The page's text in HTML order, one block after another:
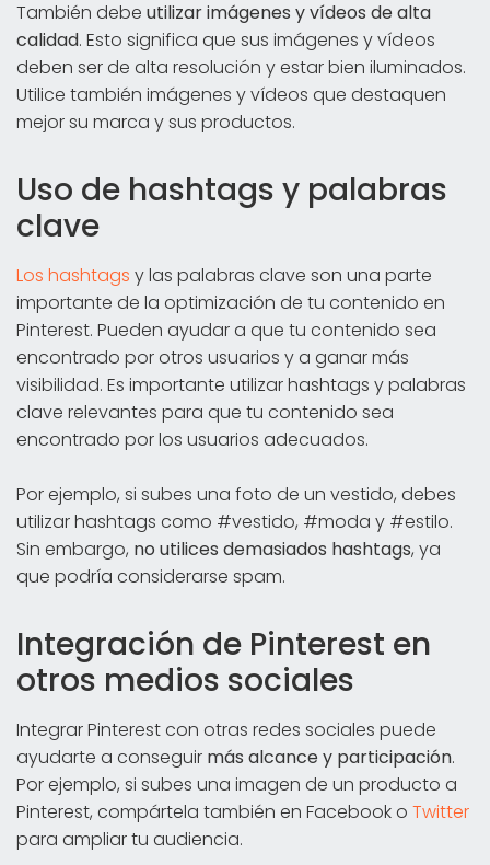
También debe utilizar imágenes y vídeos de alta
calidad. Esto significa que sus imágenes y vídeos
deben ser de alta resolución y estar bien iluminados.
Utilice también imágenes y vídeos que destaquen
mejor su marca y sus productos.
Uso de hashtags y palabras
clave
Los hashtags y las palabras clave son una parte
importante de la optimización de tu contenido en
Pinterest. Pueden ayudar a que tu contenido sea
encontrado por otros usuarios y a ganar más
visibilidad. Es importante utilizar hashtags y palabras
clave relevantes para que tu contenido sea
encontrado por los usuarios adecuados.
Por ejemplo, si subes una foto de un vestido, debes
utilizar hashtags como #vestido, #moda y #estilo.
Sin embargo, no utilices demasiados hashtags, ya
que podría considerarse spam.
Integración de Pinterest en
otros medios sociales
Integrar Pinterest con otras redes sociales puede
ayudarte a conseguir más alcance y participación.
Por ejemplo, si subes una imagen de un producto a
Pinterest, compártela también en Facebook o Twitter
para ampliar tu audiencia.